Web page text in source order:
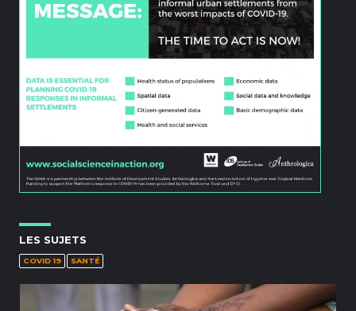
LES SUJETS
COVID 19 SANTÉ